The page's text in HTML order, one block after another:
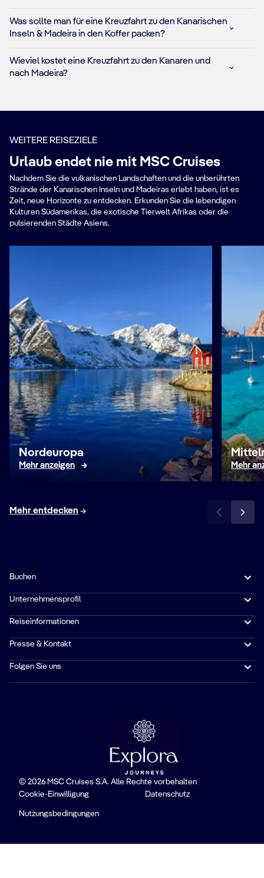
Was sollte man für eine Kreuzfahrt zu den Kanarischen
Inseln & Madeira in den Koffer packen?
Wieviel kostet eine Kreuzfahrt zu den Kanaren und
nach Madeira?
WEITERE REISEZIELE
Urlaub endet nie mit MSC Cruises
Nachdem Sie die vulkanischen Landschaften und die unberührten
Strände der Kanarischen Inseln und Madeiras erlebt haben, ist es
Zeit, neue Horizonte zu entdecken. Erkunden Sie die lebendigen
Kulturen Südamerikas, die exotische Tierwelt Afrikas oder die
pulsierenden Städte Asiens.
Nordeuropa
Mehr anzeigen Mehr
Mehr entdecken
Buchen
Unternehmensprofil
Reiseinformationen
Presse & Kontakt
Folgen Sie uns
© 2026 MSC Cruises S.A. Alle Rechte vorbehalten
Cookie-Einwilligung
Datenschutz
Nutzungsbedingungen